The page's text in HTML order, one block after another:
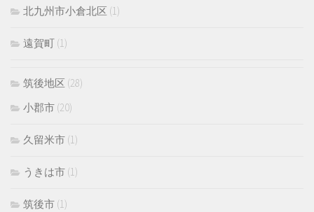
北九州市小倉北区 (1)
遠賀町 (1)
筑後地区 (28)
小郡市 (20)
久留米市 (1)
うきは市 (1)
筑後市 (1)